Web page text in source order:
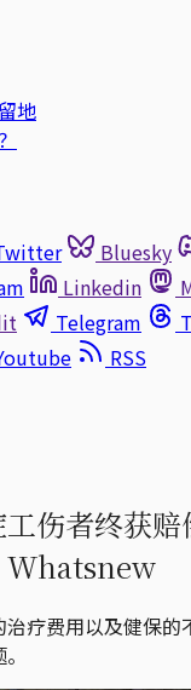
地
Bluesky
Linkedin
Telegram
RSS
伤者终获
Whatsnew
疗费用以及健保的